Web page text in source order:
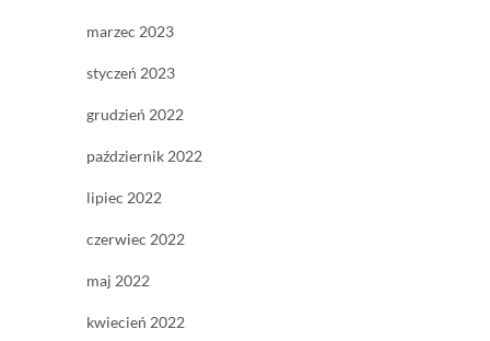
marzec 2023
styczeń 2023
grudzień 2022
październik 2022
lipiec 2022
czerwiec 2022
maj 2022
kwiecień 2022